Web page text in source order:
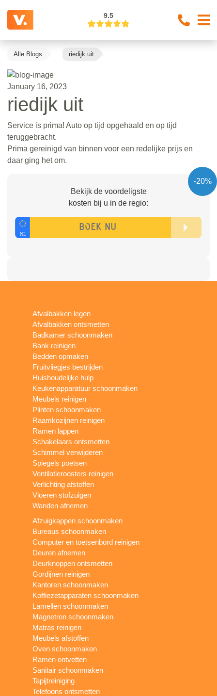
9.5
Alle Blogs riedijk uit
January 16, 2023
riedijk uit
Service is prima! Auto op tijd opgehaald en op tijd
teruggebracht.
Prima gereinigd van binnen voor een redelijke prijs en
daar ging het om.
-20%
Bekijk de voordeligste
kosten bij u in de regio:
Afvalbakken legen
Afvalbakken ontsmetten
Badkamer schoonmaken
Bank reinigen
Bedden opmaken
Fruitvliegjes bestrijden
Huishoudelijke hulp
Keukenapparatuur schoonmaken
Meubels reinigen
Plinten schoonmaken
Raamkozijnen reinigen
Ramen lappen
Schakelaars ontsmetten
Schimmel verwijderen
Spiegels poetsen
Ventilatieroosters reinigen
Verlichting afstoffen
Vloeren stofzuigen
Wanden afnemen
Afzuigkappen schoonmaken
Bureaus schoonmaken
Computer en toetsenbord reinigen
Deuren afnemen
Deurknoppen ontsmetten
Gordijnen reinigen
Kantoren schoonmaken
Koffiezetapparaten schoonmaken
Lamellen schoonmaken
Magnetron schoonmaken
Matras reinigen
Meubels afstoffen
Oven schoonmaken
Ramen ontvetten
Sanitair schoonmaken
Tapijtreiniging
Telefoons ontsmetten